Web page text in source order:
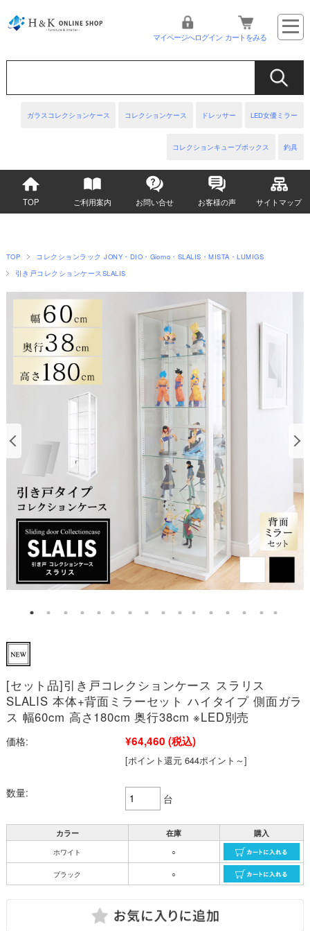
ガラスコレクションケース コレクションケース ドレッサー LED女優ミラー
コレクションキューブボックス 釣具
マイページへログイン カートをみる
TOP ご利用案内 お問い合せ お客様の声 サイトマップ
TOP
コレクションラック JONY・DIO・Giorno・SLALIS・MISTA・LUMIGS
引き戸コレクションケースSLALIS
[セット品]引き戸コレクションケース スラリス
SLALIS 本体+背面ミラーセット ハイタイプ 側面ガラ
ス 幅60cm 高さ180cm 奥行38cm ※LED別売
価格: ¥64,460 (税込)
[ポイント還元 644ポイント～]
数量: 台
カラー 在庫 購入
ホワイト ○
ブラック ○